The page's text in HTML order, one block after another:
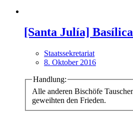
[Santa Julía]
Staatssekretariat
8. Oktober 2016
Handlung:
Alle anderen Bischöfe
geweihten den Frieden.